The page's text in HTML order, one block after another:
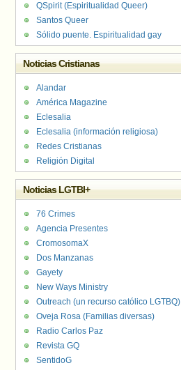
QSpirit (Espiritualidad Queer)
Santos Queer
Sólido puente. Espiritualidad gay
Noticias Cristianas
Alandar
América Magazine
Eclesalia
Eclesalia (información religiosa)
Redes Cristianas
Religión Digital
Noticias LGTBI+
76 Crimes
Agencia Presentes
CromosomaX
Dos Manzanas
Gayety
New Ways Ministry
Outreach (un recurso católico LGTBQ)
Oveja Rosa (Familias diversas)
Radio Carlos Paz
Revista GQ
SentidoG